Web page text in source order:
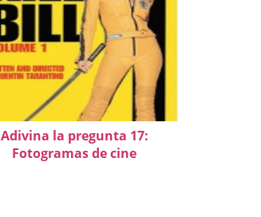
Adivina la pregunta 17:
Fotogramas de cine